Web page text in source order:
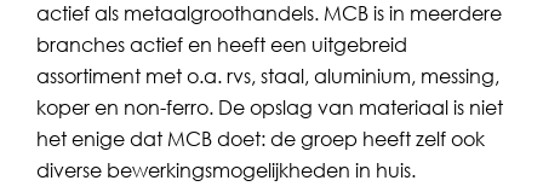
actief als metaalgroothandels. MCB is in meerdere
branches actief en heeft een uitgebreid
assortiment met o.a. rvs, staal, aluminium, messing,
koper en non-ferro. De opslag van materiaal is niet
het enige dat MCB doet: de groep heeft zelf ook
diverse bewerkingsmogelijkheden in huis.